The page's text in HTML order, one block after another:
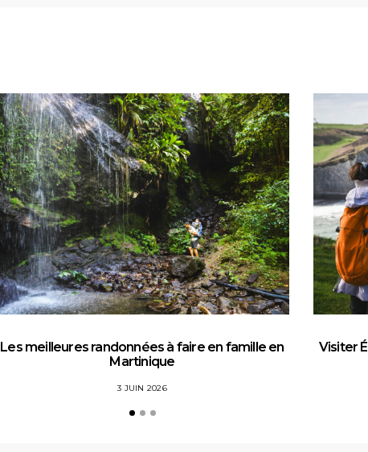
Les meilleures randonnées à faire en famille en
Martinique
3 JUIN 2026
Visiter